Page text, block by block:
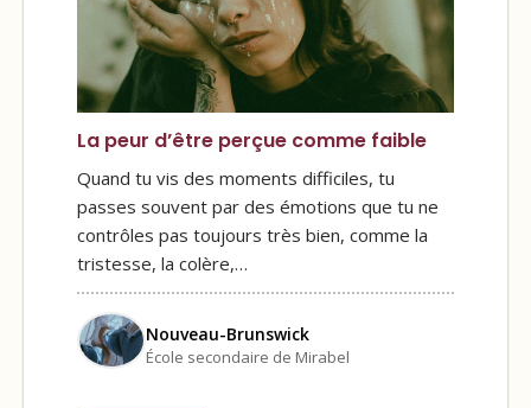
La peur d’être perçue comme faible
Quand tu vis des moments difficiles, tu
passes souvent par des émotions que tu ne
contrôles pas toujours très bien, comme la
tristesse, la colère,…
Nouveau-Brunswick
École secondaire de Mirabel